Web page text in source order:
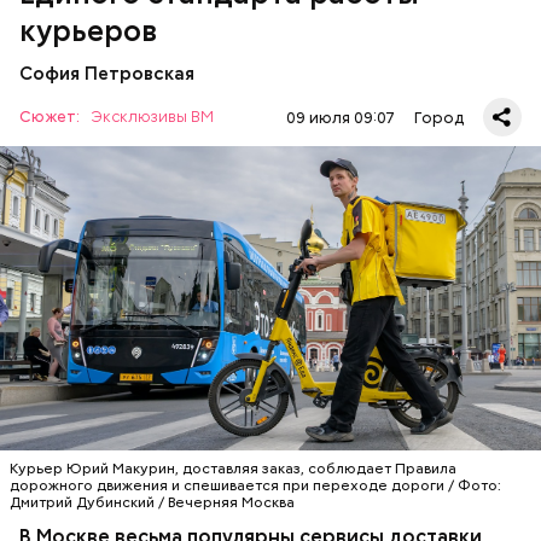
курьеров
София Петровская
Сюжет: Эксклюзивы ВМ 09 июля 09:07 Город
Курьер Юрий Макурин, доставляя заказ, соблюдает Правила
дорожного движения и спешивается при переходе дороги / Фото:
Дмитрий Дубинский / Вечерняя Москва
Инновационные технологии
году для повышения безопасности и прозрачности
доставки. Последнее нововведение — у
транспорта доставщиков начали проверять
стендов.